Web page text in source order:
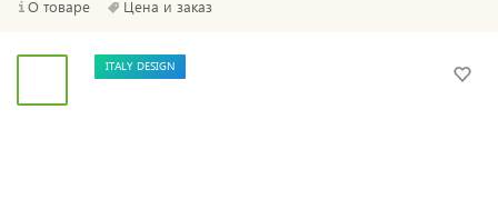
О товаре Цена и заказ
ITALY DESIGN